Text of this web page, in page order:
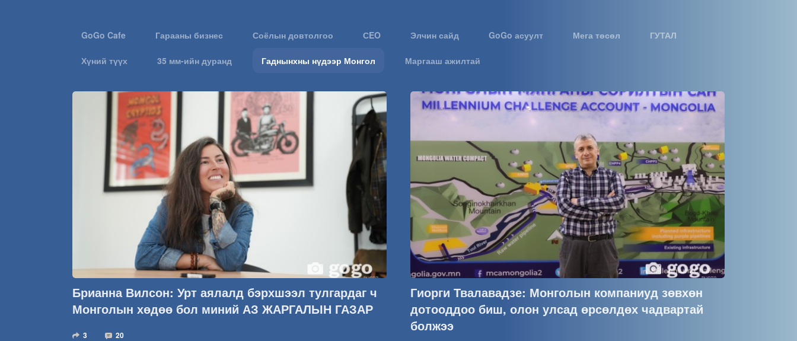
GoGo Cafe Гарааны бизнес Соёлын довтолгоо СEO Элчин сайд GoGo асуулт Мега төсөл ГУТАЛ
Хүний түүх 35 мм-ийн дуранд Гаднынхны нүдээр Монгол Маргааш ажилтай
Брианна Вилсон: Урт аялалд бэрхшээл тулгардаг ч
Монголын хөдөө бол миний АЗ ЖАРГАЛЫН ГАЗАР
3 20
Гиорги Твалавадзе: Монголын компаниуд зөвхөн
дотооддоо биш, олон улсад өрсөлдөх чадвартай
болжээ